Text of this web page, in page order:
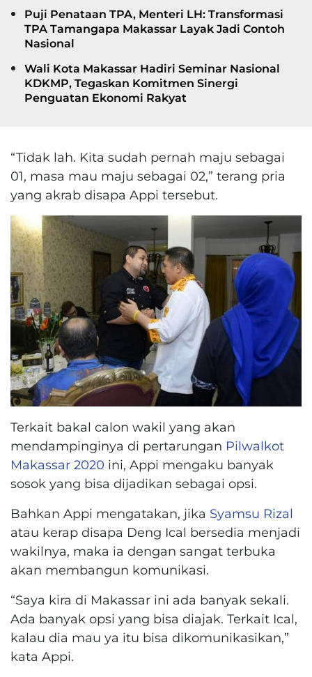
Puji Penataan TPA, Menteri LH: Transformasi
TPA Tamangapa Makassar Layak Jadi Contoh
Nasional
Wali Kota Makassar Hadiri Seminar Nasional
KDKMP, Tegaskan Komitmen Sinergi
Penguatan Ekonomi Rakyat
“Tidak lah. Kita sudah pernah maju sebagai
01, masa mau maju sebagai 02,” terang pria
yang akrab disapa Appi tersebut.
Terkait bakal calon wakil yang akan
mendampinginya di pertarungan Pilwalkot
Makassar 2020 ini, Appi mengaku banyak
sosok yang bisa dijadikan sebagai opsi.
Bahkan Appi mengatakan, jika Syamsu Rizal
atau kerap disapa Deng Ical bersedia menjadi
wakilnya, maka ia dengan sangat terbuka
akan membangun komunikasi.
“Saya kira di Makassar ini ada banyak sekali.
Ada banyak opsi yang bisa diajak. Terkait Ical,
kalau dia mau ya itu bisa dikomunikasikan,”
kata Appi.